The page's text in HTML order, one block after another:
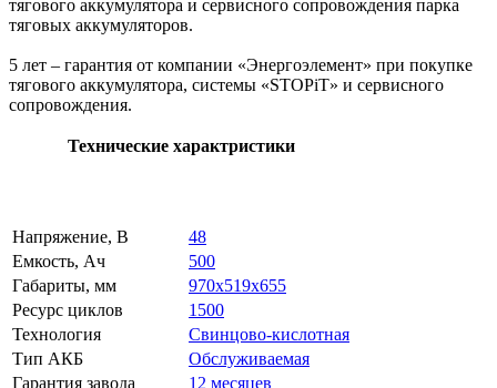
тягового аккумулятора и сервисного сопровождения парка
тяговых аккумуляторов.
5 лет – гарантия от компании «Энергоэлемент» при покупке
тягового аккумулятора, системы «STOPiT» и сервисного
сопровождения.
Технические характристики
Напряжение, В
48
Емкость, Ач
500
Габариты, мм
970x519x655
Ресурс циклов
1500
Технология
Свинцово-кислотная
Тип АКБ
Обслуживаемая
Гарантия завода
12 месяцев